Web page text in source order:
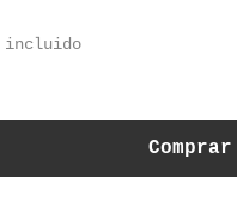
incluido
Comprar